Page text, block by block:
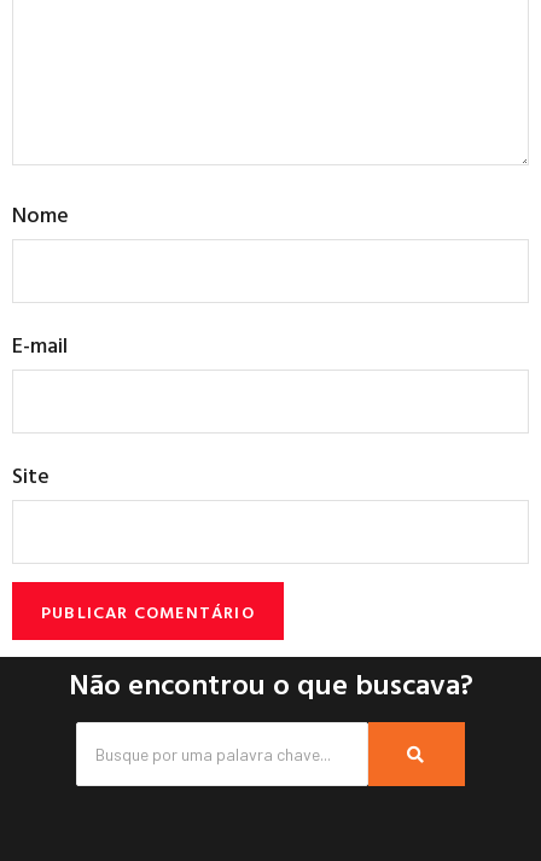
Nome
E-mail
Site
Não encontrou o que buscava?